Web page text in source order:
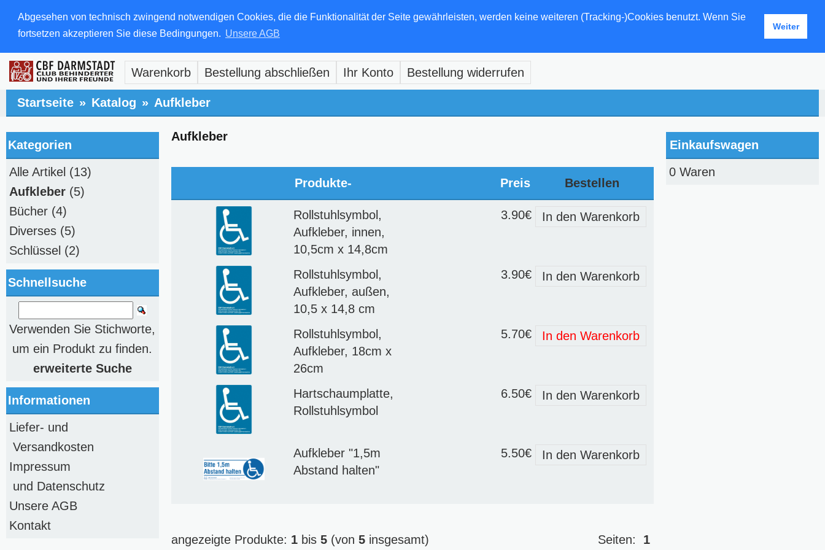
Abgesehen von technisch zwingend notwendigen Cookies, die die Funktionalität der Seite gewährleisten, werden keine weiteren (Tracking-)Cookies benutzt. Wenn Sie
fortsetzen akzeptieren Sie diese Bedingungen. Unsere AGB
Weiter
Warenkorb Bestellung abschließen Ihr Konto Bestellung widerrufen
Startseite » Katalog » Aufkleber
Aufkleber
Produkte- Preis Bestellen
Rollstuhlsymbol,
Aufkleber, innen,
10,5cm x 14,8cm
3.90€ In den Warenkorb
Rollstuhlsymbol,
Aufkleber, außen,
10,5 x 14,8 cm
3.90€ In den Warenkorb
Rollstuhlsymbol,
Aufkleber, 18cm x
26cm
5.70€ In den Warenkorb
Hartschaumplatte,
Rollstuhlsymbol
6.50€ In den Warenkorb
Aufkleber "1,5m
Abstand halten"
5.50€ In den Warenkorb
Seiten: 1
angezeigte Produkte: 1bis 5(von 5insgesamt)
Kategorien
Alle Artikel (13)
Aufkleber (5)
Bücher (4)
Diverses (5)
Schlüssel (2)
Schnellsuche
Verwenden Sie Stichworte,
um ein Produkt zu finden.
erweiterte Suche
Informationen
Liefer- und
Versandkosten
Impressum
und Datenschutz
Unsere AGB
Kontakt
Einkaufswagen
0 Waren